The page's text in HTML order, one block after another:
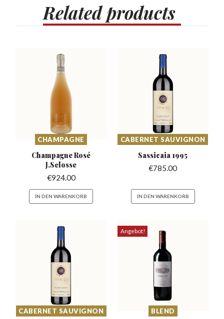
Relatedproducts
CHAMPAGNE
Champagne Rosé
J.Selosse
€924.00
IN DEN WARENKORB
CABERNET SAUVIGNON
Sassicaia 1995
€785.00
IN DEN WARENKORB
CABERNET SAUVIGNON
Angebot!
BLEND